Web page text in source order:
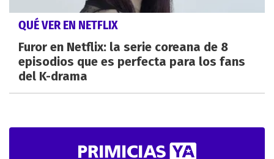
QUÉ VER EN NETFLIX
Furor en Netflix: la serie coreana de 8
episodios que es perfecta para los fans
del K-drama